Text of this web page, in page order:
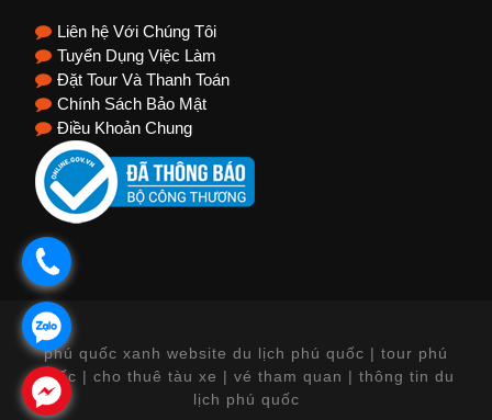
Liên hệ Với Chúng Tôi
Tuyển Dụng Việc Làm
Đặt Tour Và Thanh Toán
Chính Sách Bảo Mật
Điều Khoản Chung
phú quốc xanh website du lịch phú quốc | tour phú
quốc | cho thuê tàu xe | vé tham quan | thông tin du
lịch phú quốc
.
.
.